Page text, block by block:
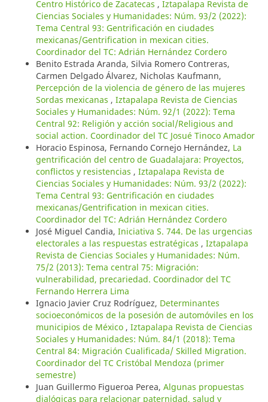
Centro Histórico de Zacatecas , Iztapalapa Revista de
Ciencias Sociales y Humanidades: Núm. 93/2 (2022):
Tema Central 93: Gentrificación en ciudades
mexicanas/Gentrification in mexican cities.
Coordinador del TC: Adrián Hernández Cordero
Benito Estrada Aranda, Silvia Romero Contreras,
Carmen Delgado Álvarez, Nicholas Kaufmann,
Percepción de la violencia de género de las mujeres
Sordas mexicanas , Iztapalapa Revista de Ciencias
Sociales y Humanidades: Núm. 92/1 (2022): Tema
Central 92: Religión y acción social/Religious and
social action. Coordinador del TC Josué Tinoco Amador
Horacio Espinosa, Fernando Cornejo Hernández, La
gentrificación del centro de Guadalajara: Proyectos,
conflictos y resistencias , Iztapalapa Revista de
Ciencias Sociales y Humanidades: Núm. 93/2 (2022):
Tema Central 93: Gentrificación en ciudades
mexicanas/Gentrification in mexican cities.
Coordinador del TC: Adrián Hernández Cordero
José Miguel Candia, Iniciativa S. 744. De las urgencias
electorales a las respuestas estratégicas , Iztapalapa
Revista de Ciencias Sociales y Humanidades: Núm.
75/2 (2013): Tema central 75: Migración:
vulnerabilidad, precariedad. Coordinador del TC
Fernando Herrera Lima
Ignacio Javier Cruz Rodríguez, Determinantes
socioeconómicos de la posesión de automóviles en los
municipios de México , Iztapalapa Revista de Ciencias
Sociales y Humanidades: Núm. 84/1 (2018): Tema
Central 84: Migración Cualificada/ Skilled Migration.
Coordinador del TC Cristóbal Mendoza (primer
semestre)
Juan Guillermo Figueroa Perea, Algunas propuestas
dialógicas para relacionar paternidad, salud y